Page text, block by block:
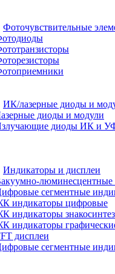
Фоточувствительные
ИК/лазерные диоды и
диоды и модули
диоды ИК и УФ
Индикаторы и дисплеи
люминесцентные
сегментные
индикаторы цифровые
индикаторы
индикаторы
дисплеи
сегментные